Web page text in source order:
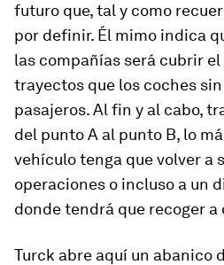
futuro que, tal y como
por definir. Él mimo indica
las compañías será cubrir
trayectos que los coches
pasajeros. Al fin y al cabo,
del punto A al punto B, lo
vehículo tenga que volver a
operaciones o incluso a un
donde tendrá que recoger a
Turck abre aquí un abanico